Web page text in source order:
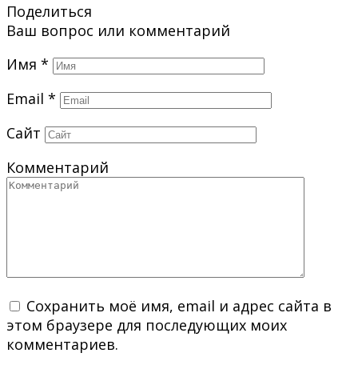
Поделиться
Ваш вопрос или комментарий
Имя *
Email *
Сайт
Комментарий
Сохранить моё имя, email и адрес сайта в
этом браузере для последующих моих
комментариев.